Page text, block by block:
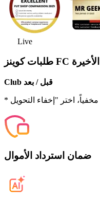
Live
طلبات كوينز FC الأخيرة
Club قبل / بعد
ضمان استرداد الأموال